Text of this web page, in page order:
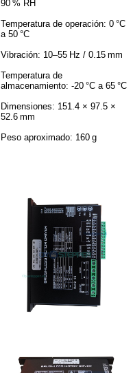
90 % RH
Temperatura de operación: 0 °C
a 50 °C
Vibración: 10–55 Hz / 0.15 mm
Temperatura de
almacenamiento: -20 °C a 65 °C
Dimensiones: 151.4 × 97.5 ×
52.6 mm
Peso aproximado: 160 g